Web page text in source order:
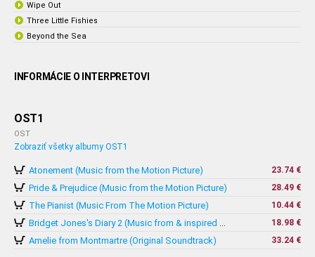
Wipe Out
Three Little Fishies
Beyond the Sea
INFORMÁCIE O INTERPRETOVI
OST1
OST
Zobraziť všetky albumy OST1
Atonement (Music from the Motion Picture) 23.74 €
Pride & Prejudice (Music from the Motion Picture) 28.49 €
The Pianist (Music From The Motion Picture)
10.44 €
Bridget Jones's Diary 2 (Music from & inspired by The Motion Picture)
18.98 €
Amelie from Montmartre (Original Soundtrack) 33.24 €